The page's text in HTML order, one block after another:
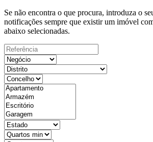
Se não encontra o que procura, introduza o
notificações sempre que existir um imóvel
abaixo selecionadas.